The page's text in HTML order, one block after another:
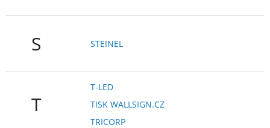
S STEINEL
T
T-LED
TISK WALLSIGN.CZ
TRICORP